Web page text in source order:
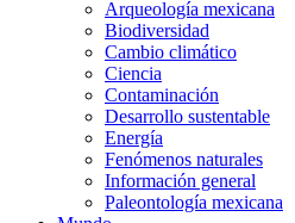
Arqueología mexicana
Biodiversidad
Cambio climático
Ciencia
Contaminación
Desarrollo sustentable
Energía
Fenómenos naturales
Información general
Paleontología mexicana